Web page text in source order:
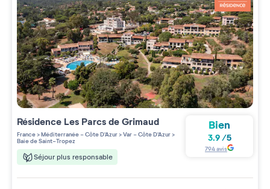
Résidence Les Parcs de Grimaud
France>Méditerranée - Côte D'Azur>Var - Côte D'Azur>
Baie de Saint-Tropez
Séjour plus responsable
Bien
3.9/5
794avis